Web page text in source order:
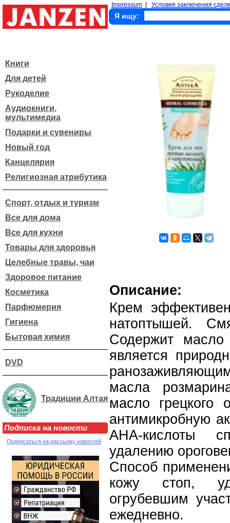
Impressum Условия заключения
Я ищу:
Книги
Для детей
Рукоделие
Аудиокниги,
мультимедиа
Подарки и сувениры
Новый год
Канцелярия
Религиозная атрибутика
Спорт, отдых и туризм
Все для дома
Все для кухни
Товары для здоровья
Целебные травы, чаи
Здоровое питание
Косметика
Парфюмерия
Гигиена
Бытовая химия
DVD
Традиции Алтая
Подписка на новости
Подписаться на рассылку новостей
Описание:
Крем
натоптышей.
Содержит масло
является
масла
масло грецкого
антимикробную
АНА-кислоты
удалению
Способ
кожу стоп,
огрубевшим
ежедневно.